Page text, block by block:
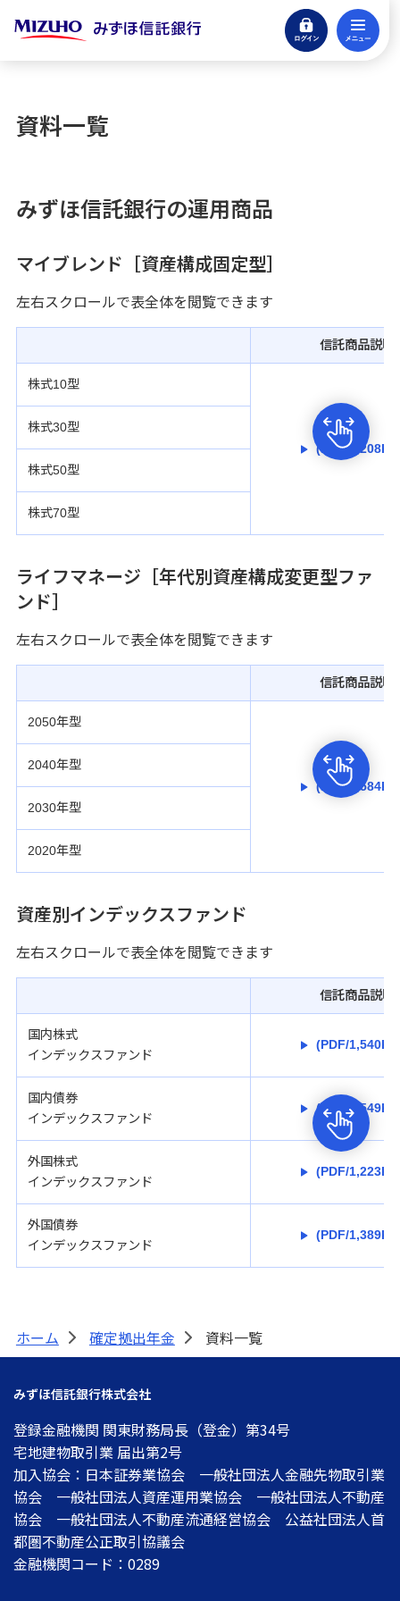
ログイン
閉じる
貯める・増やす
引き継ぐ・遺す
借りる
アパートローン
仲介・コンサルティング
ATM・店舗
みずほ信託銀行について
資料一覧
みずほ信託銀行の運用商品
マイブレンド［資産構成固定型］
左右スクロールで表全体を閲覧できます
信託商品説明
株式10型
(PDF/
株式30型
株式50型
株式70型
ライフマネージ［年代別資産構成変更型ファ
ンド］
左右スクロールで表全体を閲覧できます
信託商品説明
2050年型
(PDF/
2040年型
2030年型
2020年型
資産別インデックスファンド
左右スクロールで表全体を閲覧できます
信託商品説明
国内株式
インデックスファンド
(PDF/
国内債券
インデックスファンド
(PDF/
外国株式
インデックスファンド
(PDF/
外国債券
インデックスファンド
(PDF/
ホーム > 確定拠出年金 > 資料一覧
みずほ信託銀行株式会社
登録金融機関 関東財務局長（登金）第34号
宅地建物取引業 届出第2号
加入協会：日本証券業協会 一般社団法人金融先物取引業
協会 一般社団法人資産運用業協会 一般社団法人不動産
協会 一般社団法人不動産流通経営協会 公益社団法人首
都圏不動産公正取引協議会
金融機関コード：0289